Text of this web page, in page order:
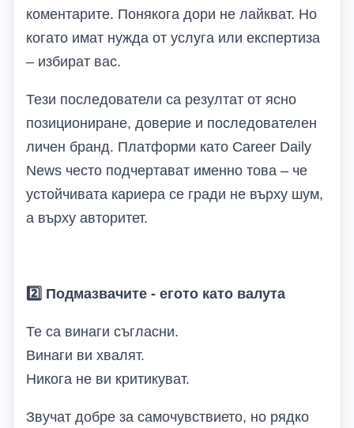
коментарите. Понякога дори не лайкват. Но
когато имат нужда от услуга или експертиза
– избират вас.
Тези последователи са резултат от ясно
позициониране, доверие и последователен
личен бранд. Платформи като Career Daily
News често подчертават именно това – че
устойчивата кариера се гради не върху шум,
а върху авторитет.
2️ Подмазвачите - егото като валута
Те са винаги съгласни.
Винаги ви хвалят.
Никога не ви критикуват.
Звучат добре за самочувствието, но рядко